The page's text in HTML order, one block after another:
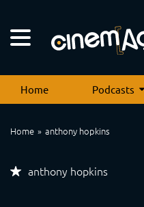
Home Podcasts
Home anthony hopkins
anthony hopkins